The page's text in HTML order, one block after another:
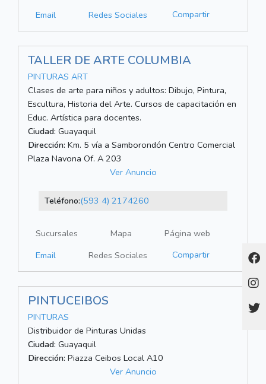
Email
Redes Sociales Compartir
TALLER DE ARTE COLUMBIA
PINTURAS ART
Clases de arte para niños y adultos: Dibujo, Pintura,
Escultura, Historia del Arte. Cursos de capacitación en
Educ. Artística para docentes.
Ciudad: Guayaquil
Dirección: Km. 5 vía a Samborondón Centro Comercial
Plaza Navona Of. A 203
Ver Anuncio
Teléfono:(593 4) 2174260
Sucursales Mapa
Página web
Email
Redes Sociales Compartir
PINTUCEIBOS
PINTURAS
Distribuidor de Pinturas Unidas
Ciudad: Guayaquil
Dirección: Piazza Ceibos Local A10
Ver Anuncio